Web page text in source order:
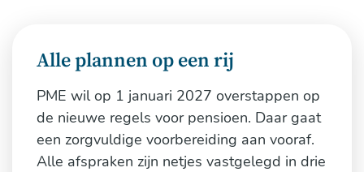
Alle plannen op een rij
PME wil op 1 januari 2027 overstappen op
de nieuwe regels voor pensioen. Daar gaat
een zorgvuldige voorbereiding aan vooraf.
Alle afspraken zijn netjes vastgelegd in drie